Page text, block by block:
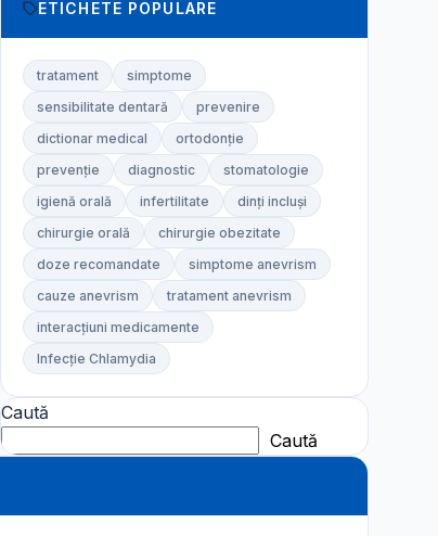
ETICHETE POPULARE
tratament
simptome
sensibilitate dentară
prevenire
dictionar medical
ortodonție
prevenție
diagnostic
stomatologie
igienă orală
infertilitate
dinți incluși
chirurgie orală
chirurgie obezitate
doze recomandate
simptome anevrism
cauze anevrism
tratament anevrism
interacțiuni medicamente
Infecție Chlamydia
Caută
Caută